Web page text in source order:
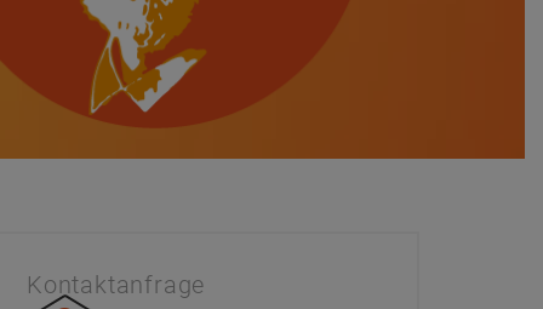
Kontaktanfrage